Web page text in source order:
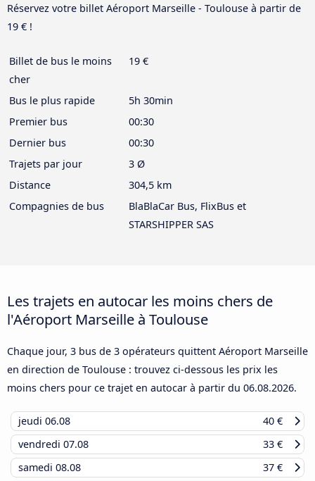
Réservez votre billet Aéroport Marseille - Toulouse à partir de
19 € !
Billet de bus le moins
cher
19 €
Bus le plus rapide
5h 30min
Premier bus
00:30
Dernier bus
00:30
Trajets par jour
3 Ø
Distance
304,5 km
Compagnies de bus
BlaBlaCar Bus, FlixBus et
STARSHIPPER SAS
Les trajets en autocar les moins chers de
l'Aéroport Marseille à Toulouse
Chaque jour, 3 bus de 3 opérateurs quittent Aéroport Marseille
en direction de Toulouse : trouvez ci-dessous les prix les
moins chers pour ce trajet en autocar à partir du 06.08.2026.
jeudi 06.08
40 €
vendredi 07.08
33 €
samedi 08.08
37 €